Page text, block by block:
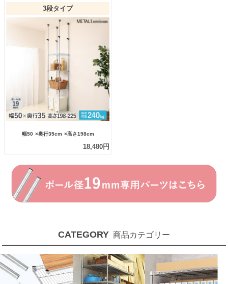
3段タイプ
幅50 ×奥行35cm ×高さ198cm
18,480円
CATEGORY 商品カテゴリー